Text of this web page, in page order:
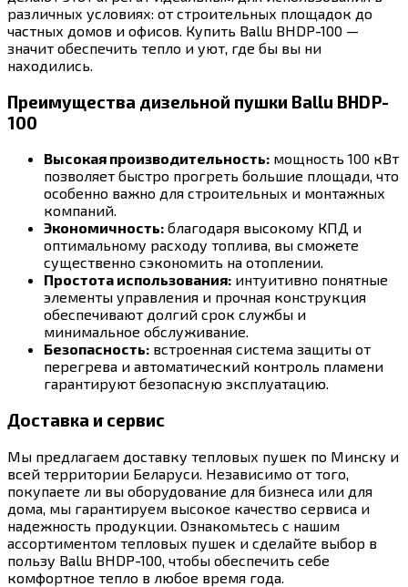
различных условиях: от строительных площадок до
частных домов и офисов. Купить Ballu BHDP-100 —
значит обеспечить тепло и уют, где бы вы ни
находились.
Преимущества дизельной пушки Ballu BHDP-
100
Высокая производительность: мощность 100 кВт
позволяет быстро прогреть большие площади, что
особенно важно для строительных и монтажных
компаний.
Экономичность: благодаря высокому КПД и
оптимальному расходу топлива, вы сможете
существенно сэкономить на отоплении.
Простота использования: интуитивно понятные
элементы управления и прочная конструкция
обеспечивают долгий срок службы и
минимальное обслуживание.
Безопасность: встроенная система защиты от
перегрева и автоматический контроль пламени
гарантируют безопасную эксплуатацию.
Доставка и сервис
Мы предлагаем доставку тепловых пушек по Минску и
всей территории Беларуси. Независимо от того,
покупаете ли вы оборудование для бизнеса или для
дома, мы гарантируем высокое качество сервиса и
надежность продукции. Ознакомьтесь с нашим
ассортиментом тепловых пушек и сделайте выбор в
пользу Ballu BHDP-100, чтобы обеспечить себе
комфортное тепло в любое время года.